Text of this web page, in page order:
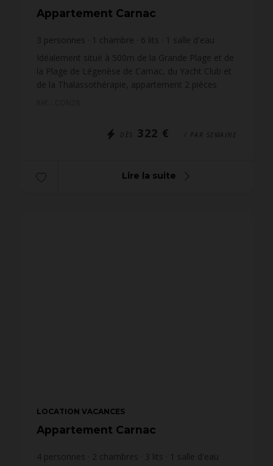
Appartement Carnac
3 personnes 1 chambre 6 lits 1 salle d'eau
Idéalement situé à 500m de la Grande Plage et de
la Plage de Légenèse de Carnac, du Yacht Club et
de la Thalassothérapie, appartement 2 pièces
DÈS 322 € / PAR SEMAINE
Lire la suite
LOCATION VACANCES
Appartement Carnac
4 personnes 2 chambres 3 lits 1 salle d'eau